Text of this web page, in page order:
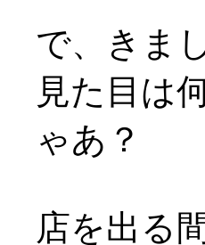
で、きま
見た目は
ゃあ？
店を出る